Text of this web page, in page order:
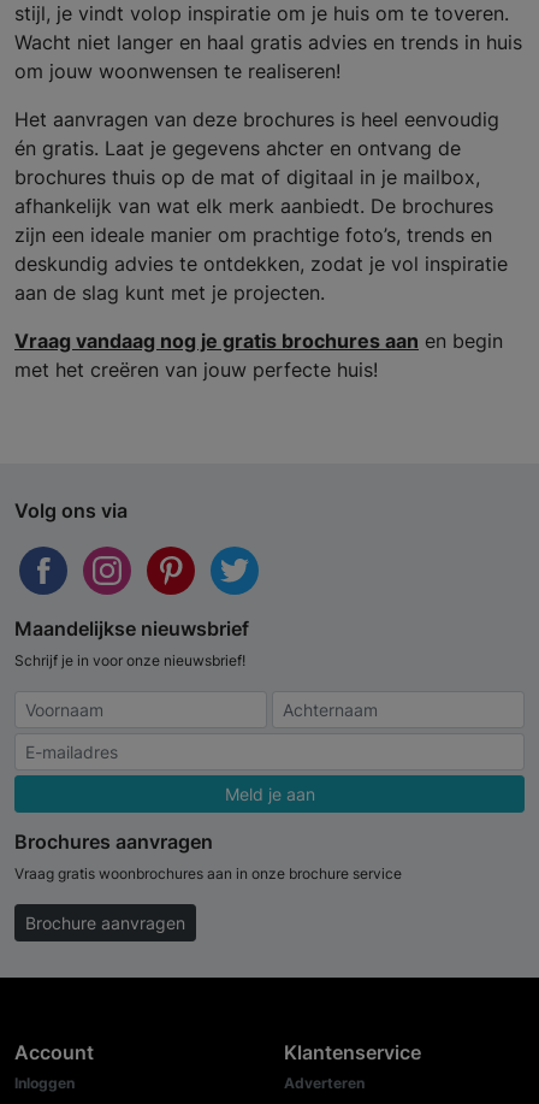
stijl, je vindt volop inspiratie om je huis om te toveren.
Wacht niet langer en haal gratis advies en trends in huis
om jouw woonwensen te realiseren!
Het aanvragen van deze brochures is heel eenvoudig
én gratis. Laat je gegevens ahcter en ontvang de
brochures thuis op de mat of digitaal in je mailbox,
afhankelijk van wat elk merk aanbiedt. De brochures
zijn een ideale manier om prachtige foto’s, trends en
deskundig advies te ontdekken, zodat je vol inspiratie
aan de slag kunt met je projecten.
Vraag vandaag nog je gratis brochures aan en begin
met het creëren van jouw perfecte huis!
Volg ons via
Maandelijkse nieuwsbrief
Schrijf je in voor onze nieuwsbrief!
Meld je aan
Brochures aanvragen
Vraag gratis woonbrochures aan in onze brochure service
Brochure aanvragen
Account
Inloggen
Klantenservice
Adverteren